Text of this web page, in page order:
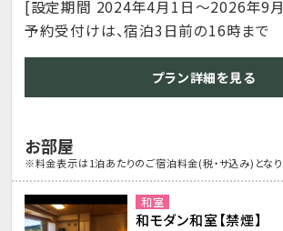
[設定期間 2024年4月1日～2026年9
予約受付けは、宿泊3日前の16時まで
プラン詳細を見る
お部屋
※料金表示は1泊あたりのご宿泊料金(税・サ込み)となり
和室
和モダン和室【禁煙】